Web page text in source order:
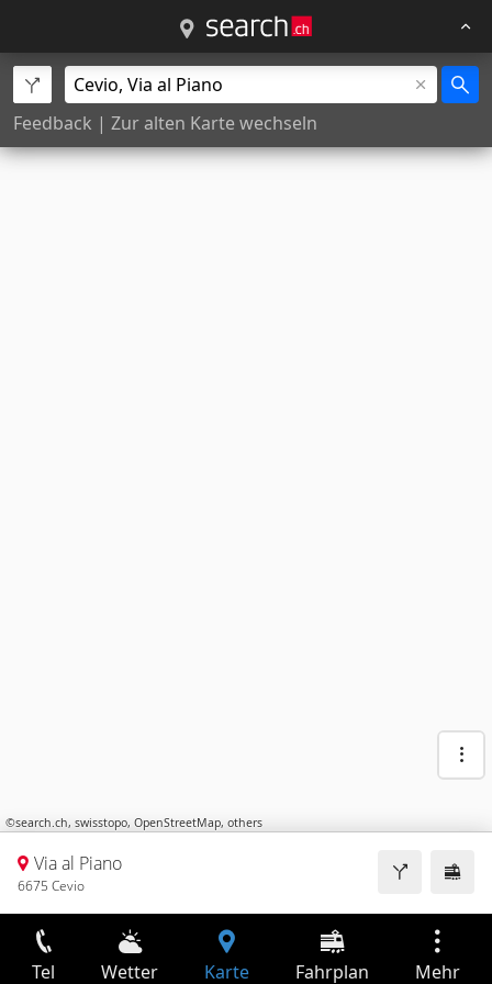
Feedback | Zur alten Karte wechseln
©search.ch, swisstopo, OpenStreetMap, others
Via al Piano
6675 Cevio
Tel Wetter Karte Fahrplan Mehr